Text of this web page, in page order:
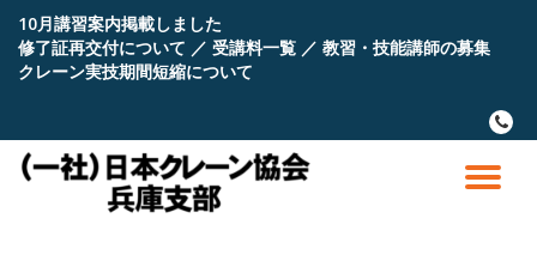
10月講習案内掲載しました
修了証再交付について ／ 受講料一覧 ／ 教習・技能講師の募集
クレーン実技期間短縮について
fa-
phone
ナ